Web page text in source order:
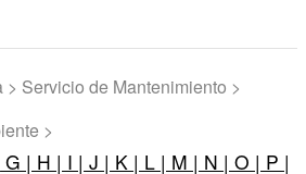
Servicio de Mantenimiento >
>
G | H | I | J | K | L | M | N | O | P |